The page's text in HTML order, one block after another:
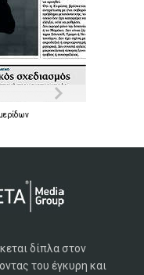
δίπλα στον
του έγκυρη και